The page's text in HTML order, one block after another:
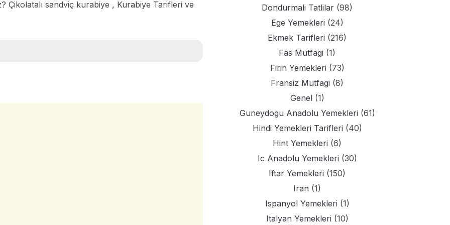
Çikolatalı sandviç kurabiye , Kurabiye Tarifleri ve Dondurmali Tatlilar (98)
Ege Yemekleri (24)
Ekmek Tarifleri (216)
Fas Mutfagi (1)
Firin Yemekleri (73)
Fransiz Mutfagi (8)
Genel(1)
Guneydogu Anadolu Yemekleri (61)
Hindi Yemekleri Tarifleri (40)
Hint Yemekleri (6)
Ic Anadolu Yemekleri (30)
Iftar Yemekleri (150)
Iran (1)
Ispanyol Yemekleri (1)
Italyan Yemekleri (10)